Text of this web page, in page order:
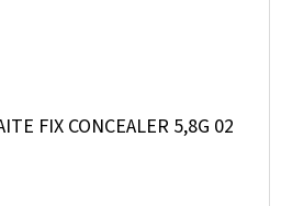
FIX CONCEALER 5,8G 02